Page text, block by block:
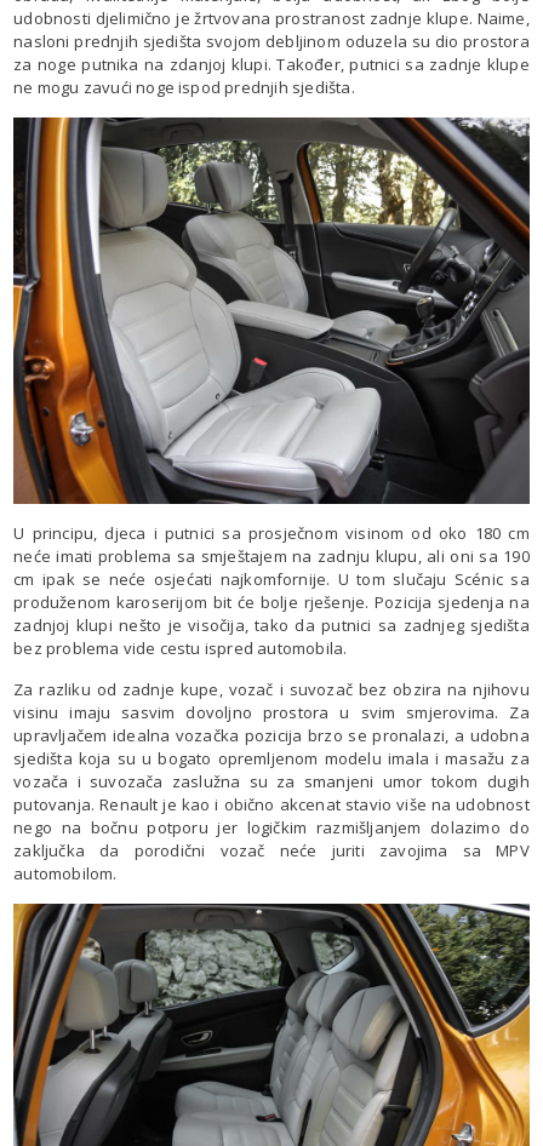
udobnosti djelimično je žrtvovana prostranost zadnje klupe. Naime,
nasloni prednjih sjedišta svojom debljinom oduzela su dio prostora
za noge putnika na zdanjoj klupi. Također, putnici sa zadnje klupe
ne mogu zavući noge ispod prednjih sjedišta.
U principu, djeca i putnici sa prosječnom visinom od oko 180 cm
neće imati problema sa smještajem na zadnju klupu, ali oni sa 190
cm ipak se neće osjećati najkomfornije. U tom slučaju Scénic sa
produženom karoserijom bit će bolje rješenje. Pozicija sjedenja na
zadnjoj klupi nešto je visočija, tako da putnici sa zadnjeg sjedišta
bez problema vide cestu ispred automobila.
Za razliku od zadnje kupe, vozač i suvozač bez obzira na njihovu
visinu imaju sasvim dovoljno prostora u svim smjerovima. Za
upravljačem idealna vozačka pozicija brzo se pronalazi, a udobna
sjedišta koja su u bogato opremljenom modelu imala i masažu za
vozača i suvozača zaslužna su za smanjeni umor tokom dugih
putovanja. Renault je kao i obično akcenat stavio više na udobnost
nego na bočnu potporu jer logičkim razmišljanjem dolazimo do
zaključka da porodični vozač neće juriti zavojima sa MPV
automobilom.